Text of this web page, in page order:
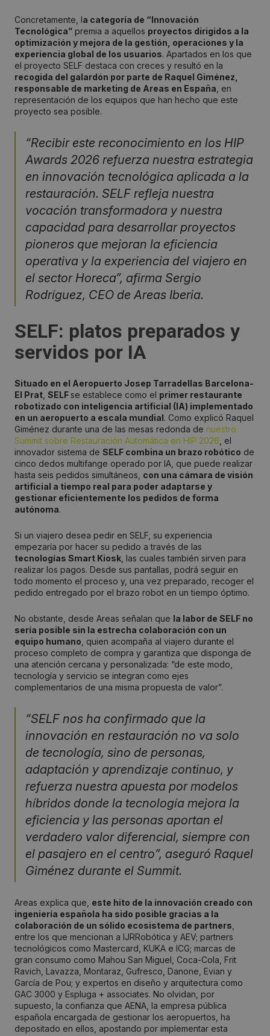
Concretamente, la categoría de “Innovación
Tecnológica” premia a aquellos proyectos dirigidos a la
optimización y mejora de la gestión, operaciones y la
experiencia global de los usuarios. Apartados en los que
el proyecto SELF destaca con creces y resultó en la
recogida del galardón por parte de Raquel Giménez,
responsable de marketing de Areas en España , en
representación de los equipos que han hecho que este
proyecto sea posible.
“Recibir este reconocimiento en los HIP
Awards 2026 refuerza nuestra estrategia
en innovación tecnológica aplicada a la
restauración. SELF refleja nuestra
vocación transformadora y nuestra
capacidad para desarrollar proyectos
pioneros que mejoran la eficiencia
operativa y la experiencia del viajero en
el sector Horeca”, afirma Sergio
Rodríguez, CEO de Areas Iberia.
SELF: platos preparados y
servidos por IA
Situado en el Aeropuerto Josep Tarradellas Barcelona-
El Prat SELFse establece como el primer restaurante
robotizado con inteligencia artificial (IA) implementado
en un aeropuerto a escala mundial. Como explicó Raquel
Giménez durante una de las mesas redonda de nuestro
Summit sobre Restauración Automática en HIP 2026 , el
innovador sistema de SELF combina un brazo robótico de
cinco dedos multifange operado por IA, que puede realizar
hasta seis pedidos simultáneos, con una cámara de visión
artificial a tiempo real para poder adaptarse y
gestionar eficientemente los pedidos de forma
autónoma.
Si un viajero desea pedir en SELF, su experiencia
empezaría por hacer su pedido a través de las
tecnologías Smart Kiosk , las cuales también sirven para
realizar los pagos. Desde sus pantallas, podrá seguir en
todo momento el proceso y, una vez preparado, recoger el
pedido entregado por el brazo robot en un tiempo óptimo.
No obstante, desde Areas señalan que la labor de SELF no
sería posible sin la estrecha colaboración con un
equipo humano , quien acompaña al viajero durante el
proceso completo de compra y garantiza que disponga de
una atención cercana y personalizada: “de este modo,
tecnología y servicio se integran como ejes
complementarios de una misma propuesta de valor”.
“SELF nos ha confirmado que la
innovación en restauración no va solo
de tecnología, sino de personas,
adaptación y aprendizaje continuo, y
refuerza nuestra apuesta por modelos
híbridos donde la tecnología mejora la
eficiencia y las personas aportan el
verdadero valor diferencial, siempre con
el pasajero en el centro”, aseguró Raquel
Giménez durante el Summit.
Areas explica que, este hito de la innovación creado con
ingeniería española ha sido posible gracias a la
colaboración de un sólido ecosistema de partners
entre los que mencionan a IJRRobótica y AEV; partners
tecnológicos como Mastercard, KUKA e ICG; marcas de
gran consumo como Mahou San Miguel, Coca-Cola, Frit
Ravich, Lavazza, Montaraz, Gufresco, Danone, Evian y
García de Pou; y expertos en diseño y arquitectura como
GAC 3000 y Espluga + associates. No olvidan, por
supuesto, la confianza que AENA, la empresa pública
española encargada de gestionar los aeropuertos, ha
depositado en ellos, apostando por implementar esta